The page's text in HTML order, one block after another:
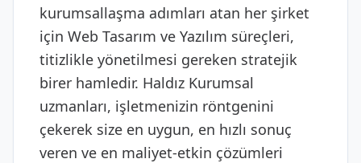
kurumsallaşma adımları atan her şirket
için Web Tasarım ve Yazılım süreçleri,
titizlikle yönetilmesi gereken stratejik
birer hamledir. Haldız Kurumsal
uzmanları, işletmenizin röntgenini
çekerek size en uygun, en hızlı sonuç
veren ve en maliyet-etkin çözümleri